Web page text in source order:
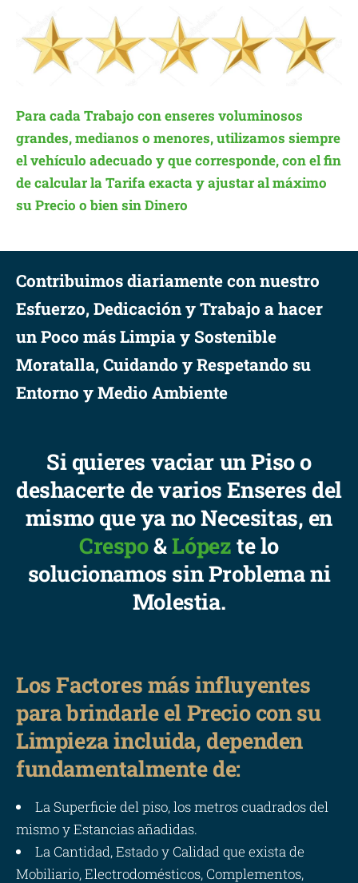
Para cada Trabajo con enseres voluminosos
grandes, medianos o menores, utilizamos siempre
el vehículo adecuado y que corresponde, con el fin
de calcular la Tarifa exacta y ajustar al máximo
su Precio o bien sin Dinero
Contribuimos diariamente con nuestro
Esfuerzo, Dedicación y Trabajo a hacer
un Poco más Limpia y Sostenible
Moratalla, Cuidando y Respetando su
Entorno y Medio Ambiente
Si quieres vaciar un Piso o
deshacerte de varios Enseres del
mismo que ya no Necesitas, en
Crespo&Lópezte lo
solucionamos sin Problema ni
Molestia.
Los Factores más influyentes
para brindarle el Precio con su
Limpieza incluida, dependen
fundamentalmente de:
La Superficie del piso, los metros cuadrados del
mismo y Estancias añadidas.
La Cantidad, Estado y Calidad que exista de
Mobiliario, Electrodomésticos, Complementos,